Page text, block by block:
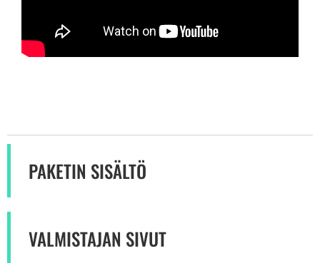
PAKETIN SISÄLTÖ
VALMISTAJAN SIVUT